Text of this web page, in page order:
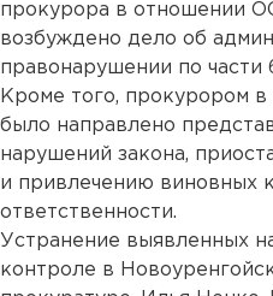
прокурора в отношении
возбуждено дело об
правонарушении по части
Кроме того, прокурором
было направлено
нарушений закона,
и привлечению виновных
ответственности.
Устранение выявленных
контроле в